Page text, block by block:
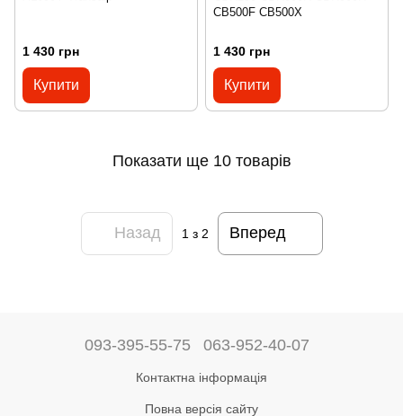
1 430 грн
Купити
CB500F CB500X
1 430 грн
Купити
Показати ще 10 товарів
Назад 1 з 2 Вперед
093-395-55-75 063-952-40-07
Контактна інформація
Повна версія сайту